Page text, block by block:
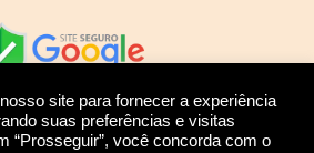
por:
site para fornecer a experiência
suas preferências e visitas
“Prosseguir”, você concorda com o